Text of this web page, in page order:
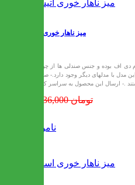
میز ناهار خوری آتیسا
با مدلهای دیگر وجود دارد.- صندلی
16,236,000 تومان
ناموجود